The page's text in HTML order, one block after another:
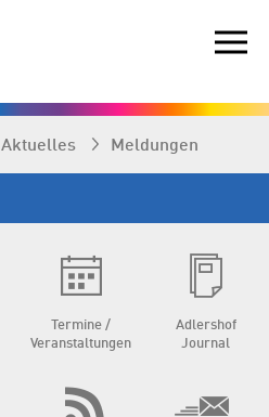
Aktuelles Meldungen
Termine /
Veranstaltungen
Adlershof
Journal